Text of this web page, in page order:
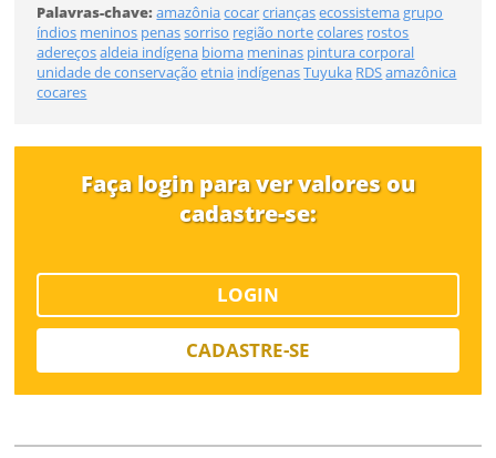
Palavras-chave:amazôniacocarcriançasecossistema grupo
índios meninos penassorriso região nortecolares rostos
adereçosaldeia indígena bioma meninas pintura corporal
unidade de conservação etnia indígenasTuyuka RDSamazônica
cocares
Faça login para ver valores ou
cadastre-se:
LOGIN
CADASTRE-SE
ENTRAR
Tipo de download
Limite de download
Status